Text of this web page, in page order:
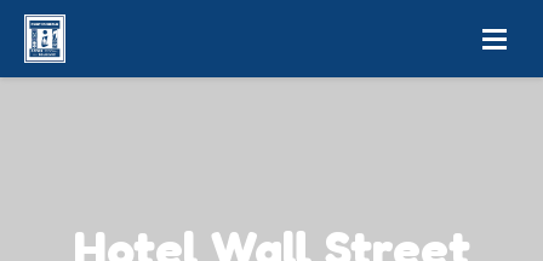
Hotel Wall Street